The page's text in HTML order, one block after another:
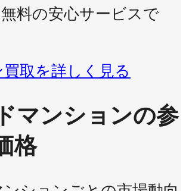
料の安心サービスで
取を詳しく見る
マンションの参
格